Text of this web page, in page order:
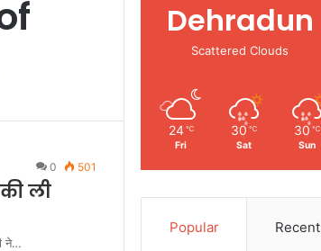
0 501
ली
ने…
Dehradun
Scattered Clouds
24 ℃
Fri
30 ℃
Sat
30 ℃
Sun
Popular Recent